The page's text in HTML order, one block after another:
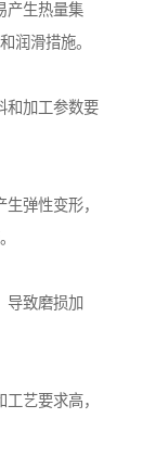
产生热量集
润滑措施。
和加工参数要
弹性变形，
导致磨损加
艺要求高，